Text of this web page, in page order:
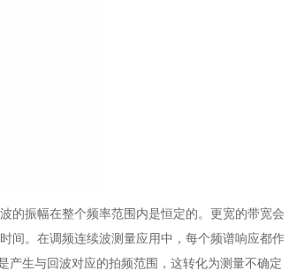
的振幅在整个频率范围内是恒定的。更宽的带宽会
间。在调频连续波测量应用中，每个频谱响应都作
产生与回波对应的拍频范围，这转化为测量不确定